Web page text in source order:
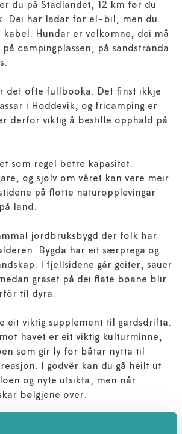
du på Stadlandet, 12 km før du
Dei har ladar for el-bil, men du
kabel. Hundar er velkomne, dei må
campingplassen, på sandstranda
det ofte fullbooka. Det finst ikkje
i Hoddevik, og fricamping er
derfor viktig å bestille opphald på
som regel betre kapasitet.
og sjølv om vêret kan vere meir
på flotte naturopplevingar
land.
jordbruksbygd der folk har
Bygda har eit særprega og
I fjellsidene går geiter, sauer
graset på dei flate bøane blir
til dyra.
eit viktig supplement til gardsdrifta.
havet er eit viktig kulturminne,
som gir ly for båtar nytta til
I godvêr kan du gå heilt ut
og nyte utsikta, men når
bølgjene over.